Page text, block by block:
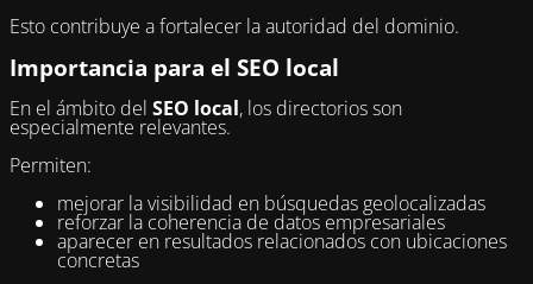
Esto contribuye a fortalecer la autoridad del dominio.
Importancia para el SEO local
En el ámbito del SEO local, los directorios son
especialmente relevantes.
Permiten:
mejorar la visibilidad en búsquedas geolocalizadas
reforzar la coherencia de datos empresariales
aparecer en resultados relacionados con ubicaciones
concretas